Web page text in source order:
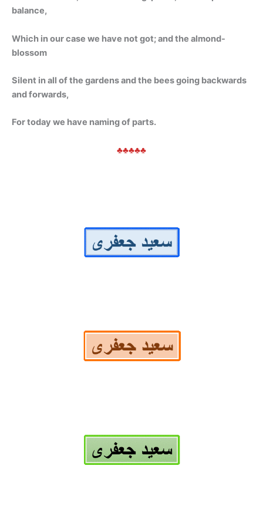
balance,
Which in our case we have not got; and the almond-
blossom
Silent in all of the gardens and the bees going backwards
and forwards,
For today we have naming of parts.
♣♣♣♣♣